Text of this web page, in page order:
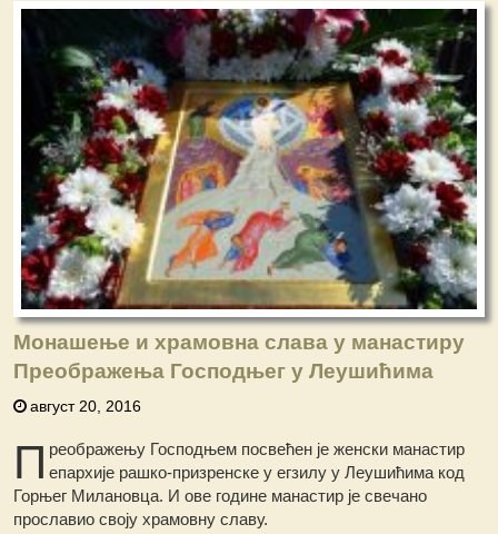
Монашење и храмовна слава у манастиру
Преображења Господњег у Леушићима
август 20, 2016
П реображењу Господњем посвећен је женски манастир
епархије рашко-призренске у егзилу у Леушићима код
Горњег Милановца. И ове године манастир је свечано
прославио своју храмовну славу.